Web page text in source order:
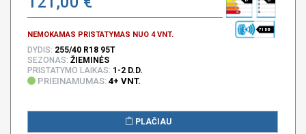
NEMOKAMAS PRISTATYMAS NUO 4 VNT.
71 DB
DYDIS: 255/40 R18 95T
SEZONAS: ŽIEMINĖS
PRISTATYMO LAIKAS: 1-2 D.D.
PRIEINAMUMAS: 4+ VNT.
PLAČIAU